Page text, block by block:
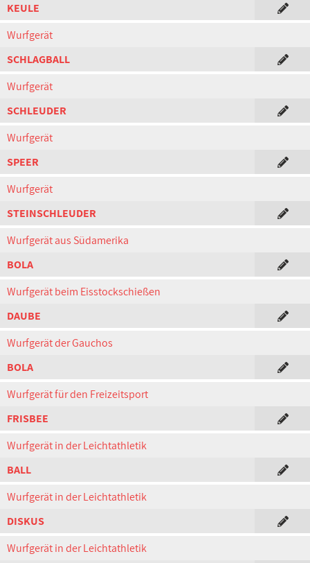
KEULE
Wurfgerät
SCHLAGBALL
Wurfgerät
SCHLEUDER
Wurfgerät
SPEER
Wurfgerät
STEINSCHLEUDER
Wurfgerät aus Südamerika
BOLA
Wurfgerät beim Eisstockschießen
DAUBE
Wurfgerät der Gauchos
BOLA
Wurfgerät für den Freizeitsport
FRISBEE
Wurfgerät in der Leichtathletik
BALL
Wurfgerät in der Leichtathletik
DISKUS
Wurfgerät in der Leichtathletik